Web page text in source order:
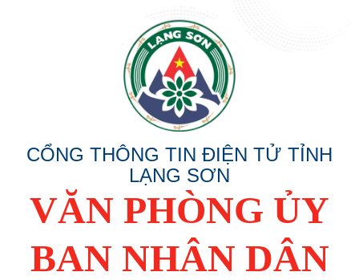
CỔNG THÔNG TIN ĐIỆN TỬ TỈNH
LẠNG SƠN
VĂN PHÒNG ỦY
BAN NHÂN DÂN